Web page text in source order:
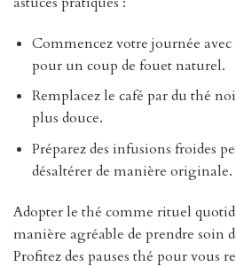
Commencez votre journée avec
pour un coup de fouet naturel.
Remplacez le café par du thé
plus douce.
Préparez des infusions froides
désaltérer de manière originale.
Adopter le thé comme rituel
manière agréable de prendre soin
Profitez des pauses thé pour vous